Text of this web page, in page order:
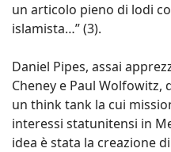
un articolo pieno di lodi
islamista…” (3).
Daniel Pipes, assai
Cheney e Paul Wolfowitz,
un think tank la cui
interessi statunitensi in
idea è stata la creazione